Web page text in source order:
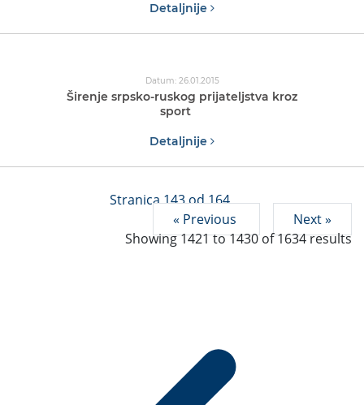
Detaljnije
Datum: 26.01.2015
Širenje srpsko-ruskog prijateljstva kroz
sport
Detaljnije
Stranica 143 od 164
« Previous
Next »
Showing1421to1430of1634results